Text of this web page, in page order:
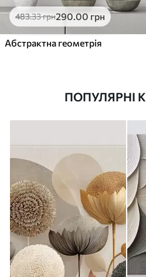
483.33грн290.00 грн
Абстрактна геометрія
ПОПУЛЯРНІ